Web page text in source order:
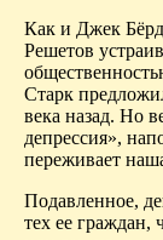
Как и Джек
Решетов
Старк
века назад. Но
депрессия»,
переживает
Подавленное,
тех ее граждан,